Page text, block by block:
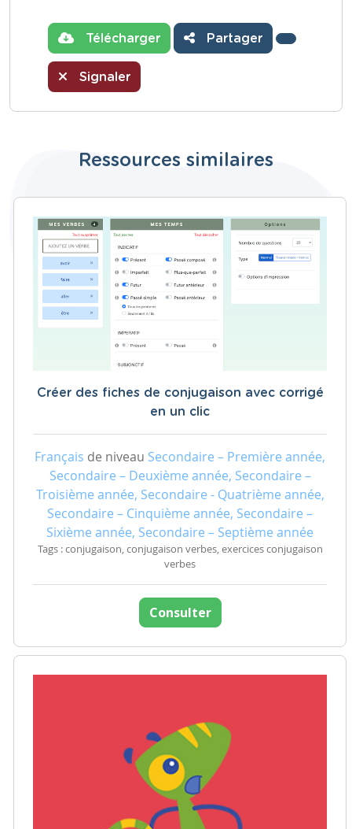
Télécharger Partager
Signaler
Ressources similaires
Créer des fiches de conjugaison avec corrigé
en un clic
Français de niveau Secondaire – Première année,
Secondaire – Deuxième année, Secondaire –
Troisième année, Secondaire - Quatrième année,
Secondaire – Cinquième année, Secondaire –
Sixième année, Secondaire – Septième année
Tags : conjugaison, conjugaison verbes, exercices conjugaison
verbes
Consulter